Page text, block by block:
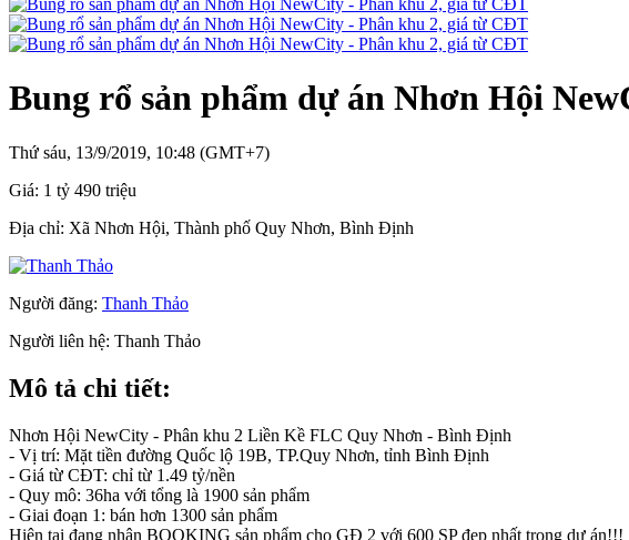
Bung rổ sản phẩm dự án Nhơn Hội
Thứ sáu, 13/9/2019, 10:48 (GMT+7)
Giá: 1 tỷ 490 triệu
Địa chỉ: Xã Nhơn Hội, Thành phố Quy Nhơn, Bình Định
Người đăng: Thanh Thảo
Người liên hệ: Thanh Thảo
Mô tả chi tiết:
Nhơn Hội NewCity - Phân khu 2 Liền Kề FLC Quy Nhơn - Bình Định
- Vị trí: Mặt tiền đường Quốc lộ 19B, TP.Quy Nhơn, tỉnh Bình Định
- Giá từ CĐT: chỉ từ 1.49 tỷ/nền
- Quy mô: 36ha với tổng là 1900 sản phẩm
- Giai đoạn 1: bán hơn 1300 sản phẩm
Hiện tại đang nhận BOOKING sản phẩm cho GĐ 2 với 600 SP đẹp nhất trong dự án!!!